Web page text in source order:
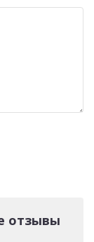
отзывы